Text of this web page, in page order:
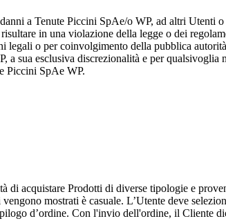
danni aTenute Piccini SpAe/o WP, ad altri Utenti
in una violazione della legge o dei
legali o per coinvolgimento della pubblica
a sua esclusiva discrezionalità e per
Piccini SpAe WP.
di acquistare Prodotti di diverse tipologie e
mostrati è casuale. L’Utente deve
d’ordine. Con l'invio dell'ordine, il Cliente